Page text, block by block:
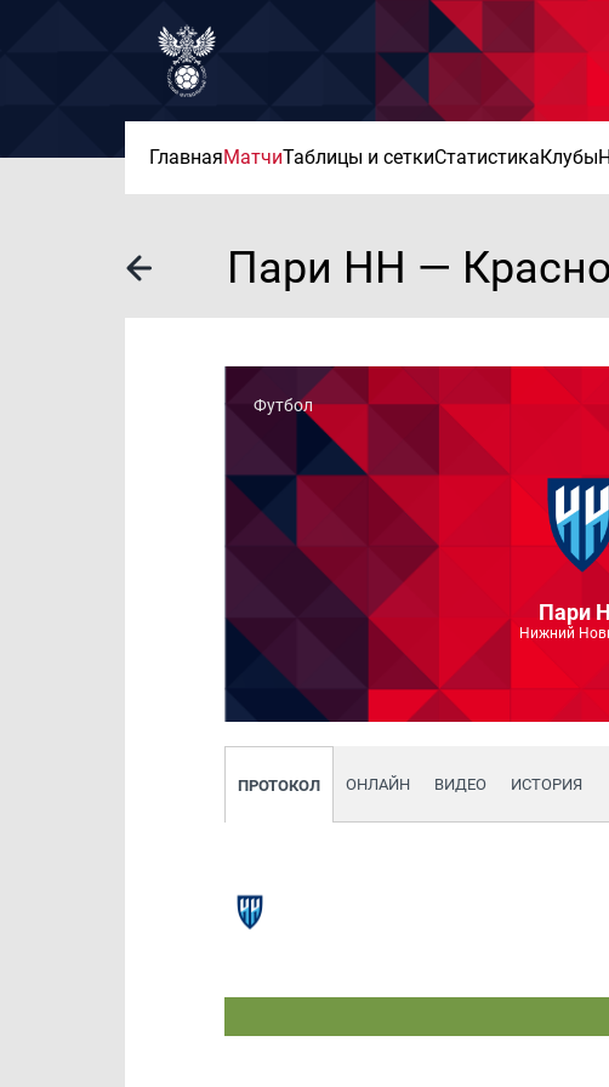
ГлавнаяМатчиТаблицы и сеткиСтатистикаКлубы
Пари НН —
Футбол
Пари
Нижний
ПРОТОКОЛ ОНЛАЙН ВИДЕО ИСТОРИЯ